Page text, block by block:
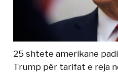
25 shtete amerikane
Trump për tarifat e reja